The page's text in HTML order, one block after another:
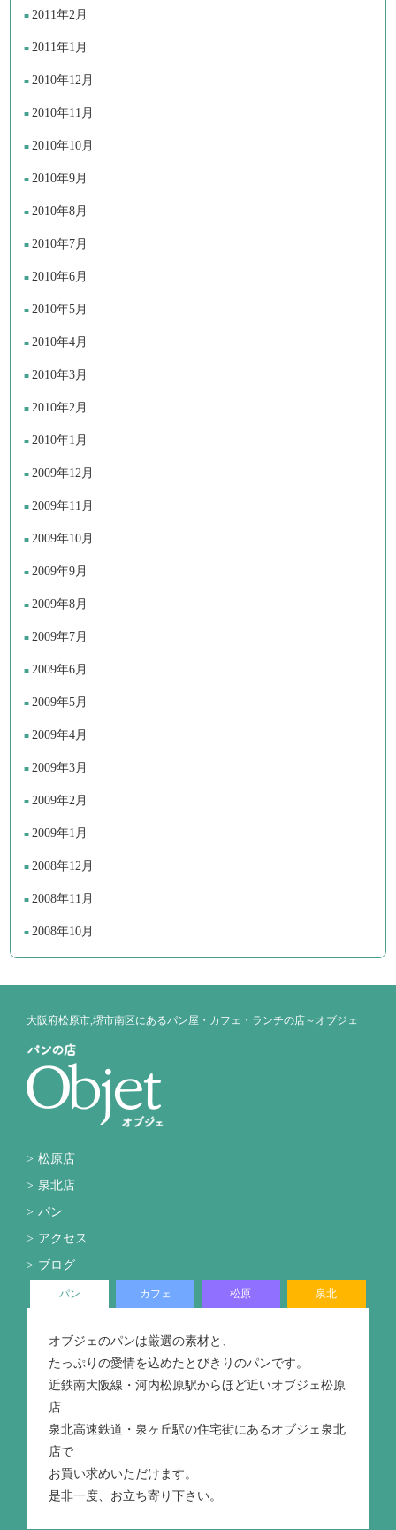
2011年2月
2011年1月
2010年12月
2010年11月
2010年10月
2010年9月
2010年8月
2010年7月
2010年6月
2010年5月
2010年4月
2010年3月
2010年2月
2010年1月
2009年12月
2009年11月
2009年10月
2009年9月
2009年8月
2009年7月
2009年6月
2009年5月
2009年4月
2009年3月
2009年2月
2009年1月
2008年12月
2008年11月
2008年10月
大阪府松原市,堺市南区にあるパン屋・カフェ・ランチの店～オブジェ
松原店
泉北店
パン
アクセス
ブログ
パン カフェ 松原 泉北
オブジェのパンは厳選の素材と、
たっぷりの愛情を込めたとびきりのパンです。
近鉄南大阪線・河内松原駅からほど近いオブジェ松原
店
泉北高速鉄道・泉ヶ丘駅の住宅街にあるオブジェ泉北
店で
お買い求めいただけます。
是非一度、お立ち寄り下さい。